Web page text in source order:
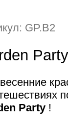
GP.B2
Party !